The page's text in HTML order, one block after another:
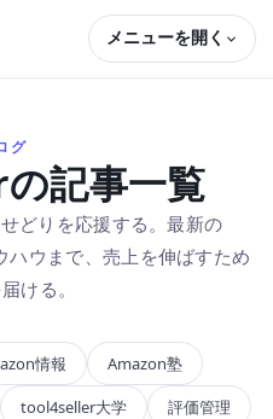
メニューを開く
グ
記事一覧
どりを応援する。最新の
ウまで、売上を伸ばすため
ける。
情報
Amazon塾
tool4seller大学 評価管理